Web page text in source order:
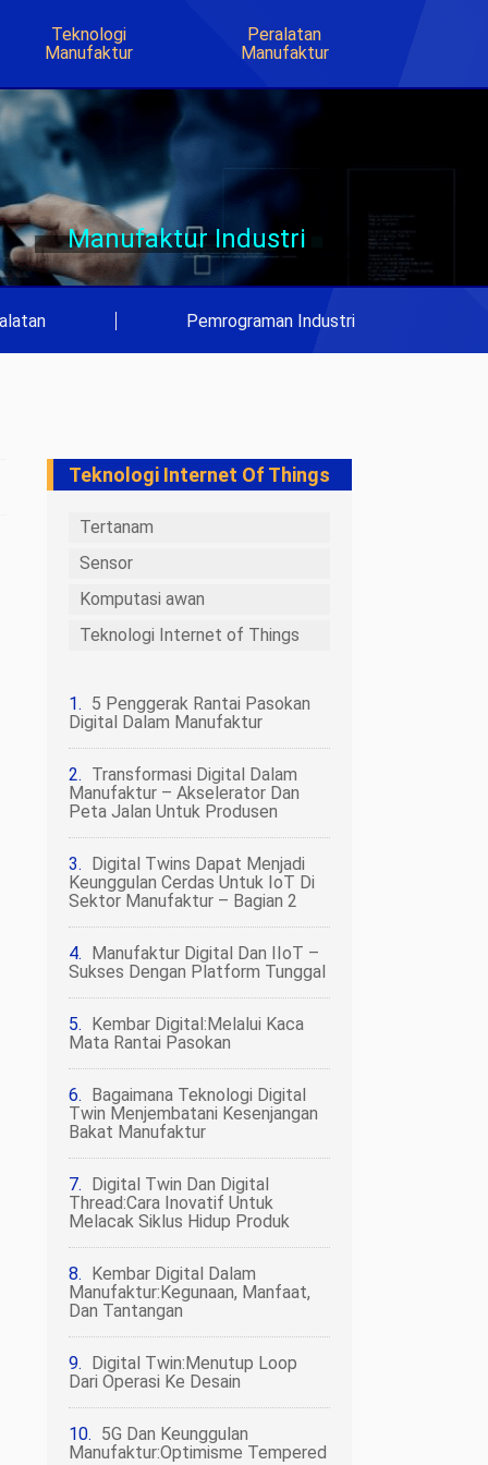
Teknologi
Manufaktur
Peralatan
Manufaktur
Manufaktur Industri
Pemrograman Industri
Teknologi Internet Of Things
Tertanam
Sensor
Komputasi awan
Teknologi Internet of Things
5 Penggerak Rantai Pasokan
Digital Dalam Manufaktur
Transformasi Digital Dalam
Manufaktur – Akselerator Dan
Peta Jalan Untuk Produsen
Digital Twins Dapat Menjadi
Keunggulan Cerdas Untuk IoT Di
Sektor Manufaktur – Bagian 2
Manufaktur Digital Dan IIoT –
Sukses Dengan Platform Tunggal
Kembar Digital:Melalui Kaca
Mata Rantai Pasokan
Bagaimana Teknologi Digital
Twin Menjembatani Kesenjangan
Bakat Manufaktur
Digital Twin Dan Digital
Thread:Cara Inovatif Untuk
Melacak Siklus Hidup Produk
Kembar Digital Dalam
Manufaktur:Kegunaan, Manfaat,
Dan Tantangan
Digital Twin:Menutup Loop
Dari Operasi Ke Desain
5G Dan Keunggulan
Manufaktur:Optimisme Tempered